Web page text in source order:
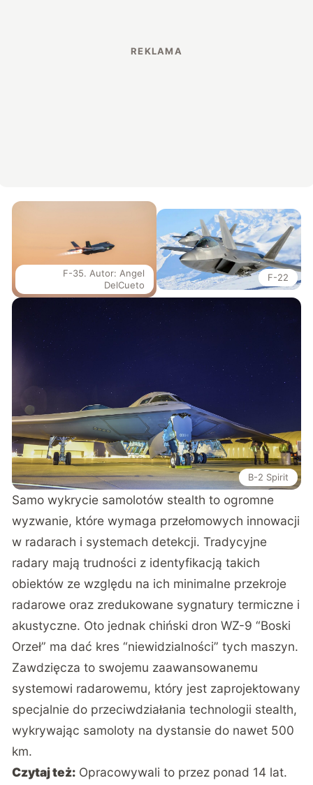
F-35. Autor: Angel
DelCueto
F-22
B-2 Spirit
Samo wykrycie samolotów stealth to ogromne
wyzwanie, które wymaga przełomowych innowacji
w radarach i systemach detekcji. Tradycyjne
radary mają trudności z identyfikacją takich
obiektów ze względu na ich minimalne przekroje
radarowe oraz zredukowane sygnatury termiczne i
akustyczne. Oto jednak chiński dron WZ-9 “Boski
Orzeł” ma dać kres “niewidzialności” tych maszyn.
Zawdzięcza to swojemu zaawansowanemu
systemowi radarowemu, który jest zaprojektowany
specjalnie do przeciwdziałania technologii stealth,
wykrywając samoloty na dystansie do nawet 500
km.
Czytaj też: Opracowywali to przez ponad 14 lat.